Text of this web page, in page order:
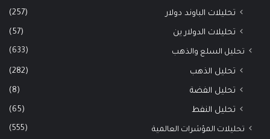
تحليلات الباوند دولار (257)
تحليلات الدولار ين (57)
تحليل السلع والذهب (633)
تحليل الذهب (282)
تحليل الفضة (8)
تحليل النفط (65)
تحليلات المؤشرات العالمية (555)